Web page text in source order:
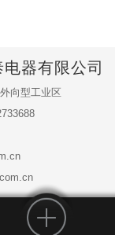
器有限公司
向型工业区